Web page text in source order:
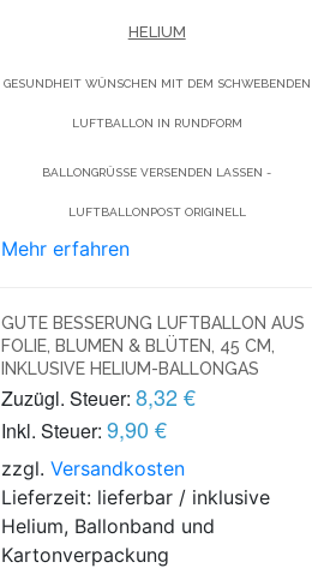
HELIUM
GESUNDHEIT WÜNSCHEN MIT DEM SCHWEBENDEN
LUFTBALLON IN RUNDFORM
BALLONGRÜSSE VERSENDEN LASSEN - L
UFTBALLONPOST ORIGINELL
Mehr erfahren
GUTE BESSERUNG LUFTBALLON AUS
FOLIE, BLUMEN & BLÜTEN, 45 CM,
INKLUSIVE HELIUM-BALLONGAS
Zuzügl. Steuer: 8,32 €
Inkl. Steuer: 9,90 €
zzgl.Versandkosten
Lieferzeit: lieferbar / inklusive
Helium, Ballonband und
Kartonverpackung